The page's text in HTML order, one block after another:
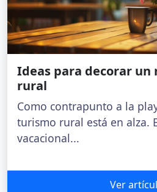
Ideas para decorar
rural
Como contrapunto a la
turismo rural está en alza.
vacacional...
Ver